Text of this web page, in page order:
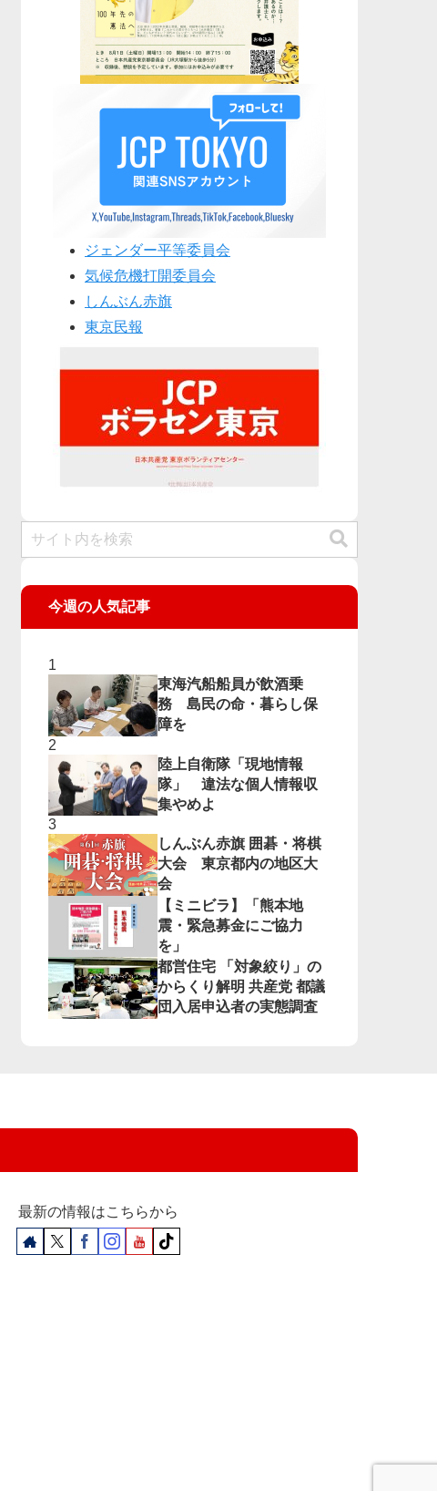
ジェンダー平等委員会
気候危機打開委員会
しんぶん赤旗
東京民報
今週の人気記事
東海汽船船員が飲酒乗
務 島民の命・暮らし保
障を
陸上自衛隊「現地情報
隊」 違法な個人情報収
集やめよ
しんぶん赤旗 囲碁・将棋
大会 東京都内の地区大
会
【ミニビラ】「熊本地
震・緊急募金にご協力
を」
都営住宅 「対象絞り」の
からくり解明 共産党 都議
団入居申込者の実態調査
最新の情報はこちらから